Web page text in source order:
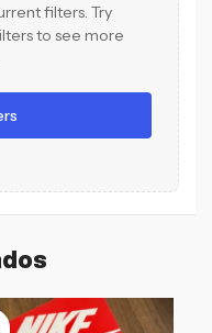
filters. Try
to see more